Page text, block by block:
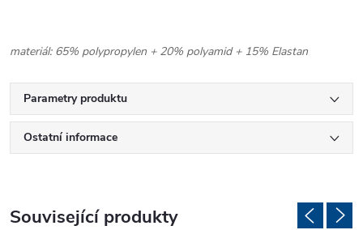
materiál: 65% polypropylen + 20% polyamid + 15% Elastan
Parametry produktu
Ostatní informace
Související produkty